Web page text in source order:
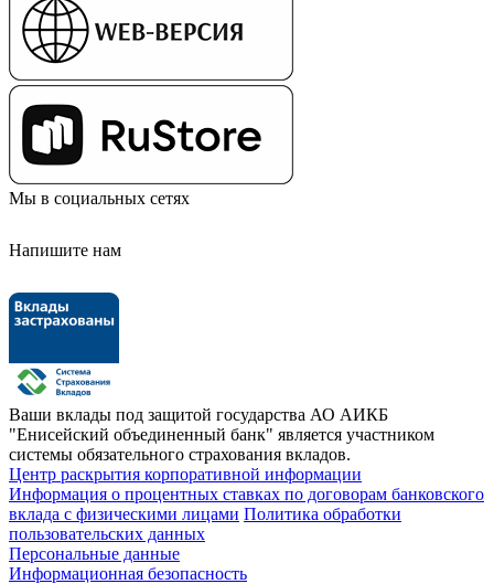
Мы в социальных сетях
Напишите нам
Ваши вклады под защитой государства АО АИКБ
"Енисейский объединенный банк" является участником
системы обязательного страхования вкладов.
Центр раскрытия корпоративной информации
Информация о процентных ставках по договорам банковского
вклада с физическими лицами Политика обработки
пользовательских данных
Персональные данные
Информационная безопасность